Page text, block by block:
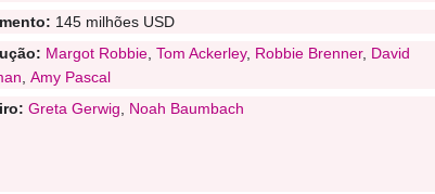
145 milhões USD
Margot Robbie Tom Ackerley, Robbie Brenner, David
Amy Pascal
Greta Gerwig Noah Baumbach